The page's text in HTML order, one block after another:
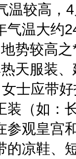
温较高，
气温大约
势较高
天服装
士应带
装（如：
参观皇宫
的凉鞋、